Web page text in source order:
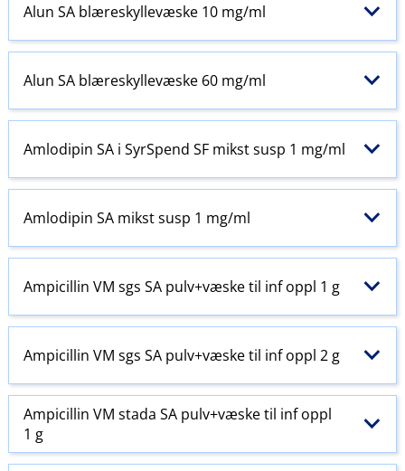
Alun SA blæreskyllevæske 10 mg/ml
Alun SA blæreskyllevæske 60 mg/ml
Amlodipin SA i SyrSpend SF mikst susp 1 mg/ml
Amlodipin SA mikst susp 1 mg/ml
Ampicillin VM sgs SA pulv+væske til inf oppl 1 g
Ampicillin VM sgs SA pulv+væske til inf oppl 2 g
Ampicillin VM stada SA pulv+væske til inf oppl
1 g